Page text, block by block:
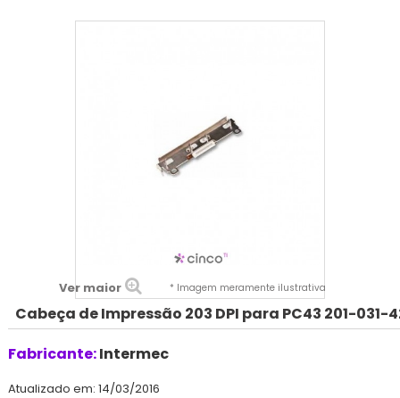
Ver maior * Imagem meramente ilustrativa
Cabeça de Impressão 203 DPI para PC43 201-031-
Fabricante:Intermec
Atualizado em: 14/03/2016